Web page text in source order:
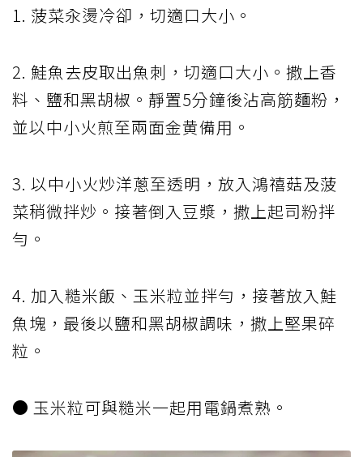
1. 菠菜汆燙冷卻，切適口大小。
2. 鮭魚去皮取出魚刺，切適口大小。撒上香
料、鹽和黑胡椒。靜置5分鐘後沾高筋麵粉，
並以中小火煎至兩面金黄備用。
3. 以中小火炒洋蔥至透明，放入鴻禧菇及菠
菜稍微拌炒。接著倒入豆漿，撒上起司粉拌
勻。
4. 加入糙米飯、玉米粒並拌勻，接著放入鮭
魚塊，最後以鹽和黑胡椒調味，撒上堅果碎
粒。
● 玉米粒可與糙米一起用電鍋煮熟。